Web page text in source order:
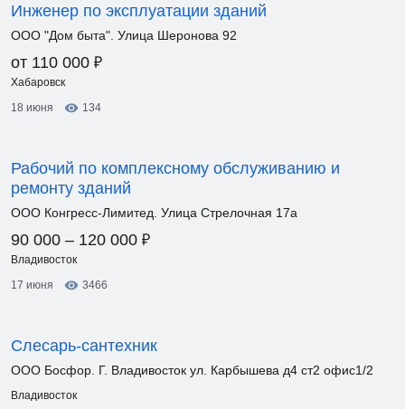
Инженер по эксплуатации зданий
ООО "Дом быта". Улица Шеронова 92
от 110 000 ₽
Хабаровск
18 июня
134
Рабочий по комплексному обслуживанию и
ремонту зданий
ООО Конгресс-Лимитед. Улица Стрелочная 17а
90 000 – 120 000 ₽
Владивосток
17 июня
3466
Слесарь-сантехник
ООО Босфор. Г. Владивосток ул. Карбышева д4 ст2 офис1/2
Владивосток